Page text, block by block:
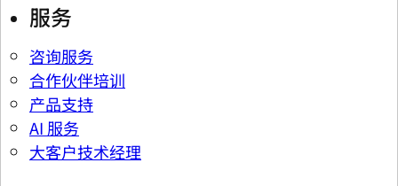
服务
咨询服务
合作伙伴培训
产品支持
AI 服务
大客户技术经理